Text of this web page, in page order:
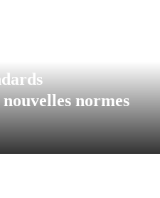
normes